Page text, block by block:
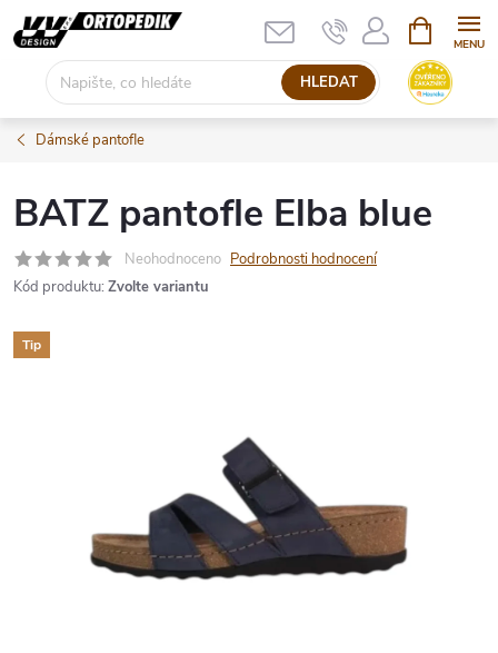
Přejít
na
HLEDAT
NÁKUPNÍ
KOŠÍK
Dámské pantofle
BATZ pantofle Elba blue
Neohodnoceno Podrobnosti hodnocení
Kód produktu: Zvolte variantu
Tip